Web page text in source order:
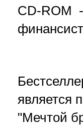
CD-ROM -
является
"Мечтой